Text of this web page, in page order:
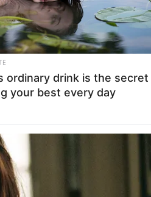
9 Chat Ojek Online &
Ini Bikin Auto
ordinary drink is the secret
your best every day